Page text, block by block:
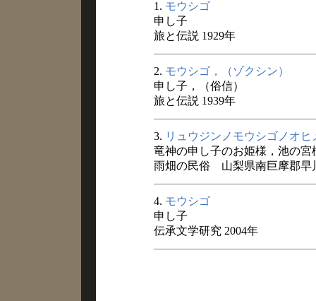
1. モウシゴ
申し子
旅と伝説 1929年
2. モウシゴ，（ゾクシン）
申し子，（俗信）
旅と伝説 1939年
3. リュウジンノモウシゴノオ
竜神の申し子のお姫様，池の宮
雨畑の民俗 山梨県南巨摩郡早
4. モウシゴ
申し子
伝承文学研究 2004年